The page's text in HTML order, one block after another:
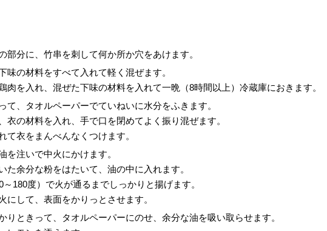
部分に、竹串を刺して何か所か穴をあけます。
味の材料をすべて入れて軽く混ぜます。
肉を入れ、混ぜた下味の材料を入れて一晩（8時間以上）冷蔵庫におきます。
て、タオルペーパーでていねいに水分をふきます。
衣の材料を入れ、手で口を閉めてよく振り混ぜます。
て衣をまんべんなくつけます。
を注いで中火にかけます。
た余分な粉をはたいて、油の中に入れます。
～ 180度）で火が通るまでしっかりと揚げます。
にして、表面をかりっとさせます。
りときって、タオルペーパーにのせ、余分な油を吸い取らせます。